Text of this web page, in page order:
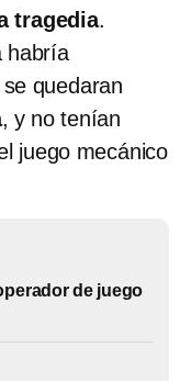
tragedia.
habría
quedaran
, y no tenían
juego mecánico
de juego